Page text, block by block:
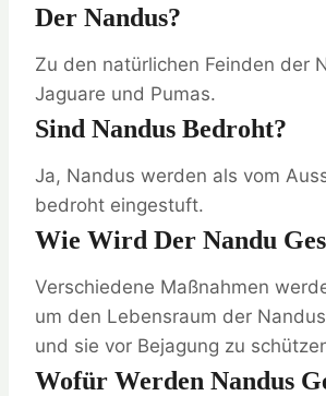
Der Nandus?
Zu den natürlichen Feinden der
Jaguare und Pumas.
Sind Nandus Bedroht?
Ja, Nandus werden als vom
bedroht eingestuft.
Wie Wird Der Nandu
Verschiedene Maßnahmen
um den Lebensraum der
und sie vor Bejagung zu
Wofür Werden Nandus